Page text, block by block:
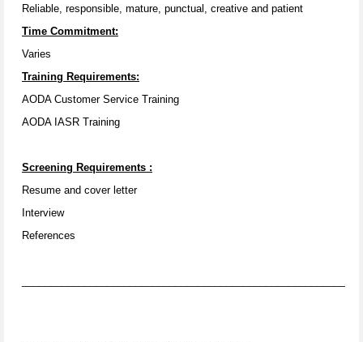
Reliable, responsible, mature, punctual, creative and patient
Time Commitment:
Varies
Training Requirements:
AODA Customer Service Training
AODA IASR Training
Screening Requirements :
Resume and cover letter
Interview
References